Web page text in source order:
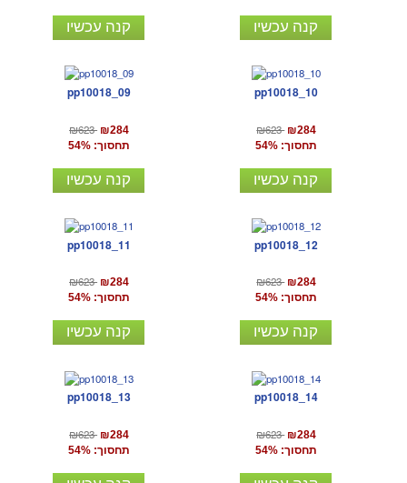
קנה עכשיו קנה עכשיו
pp10018_09
₪623 ₪284
תחסוך: 54%
קנה עכשיו
pp10018_10
₪623 ₪284
תחסוך: 54%
קנה עכשיו
pp10018_11
₪623 ₪284
תחסוך: 54%
קנה עכשיו
pp10018_12
₪623 ₪284
תחסוך: 54%
קנה עכשיו
pp10018_13
₪623 ₪284
תחסוך: 54%
pp10018_14
₪623 ₪284
תחסוך: 54%